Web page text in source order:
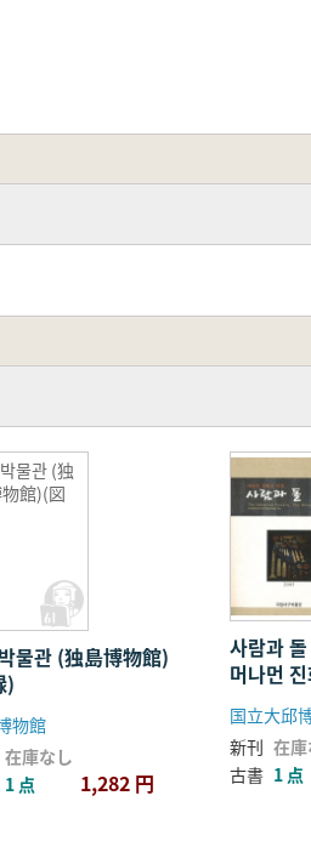
물관 (独
館)(図
물관 (独島博物館)
)
物館
在庫なし
1 点 1,282 円
사람과
머나먼
なる進
国立大邱
新刊 在
古書 1 点